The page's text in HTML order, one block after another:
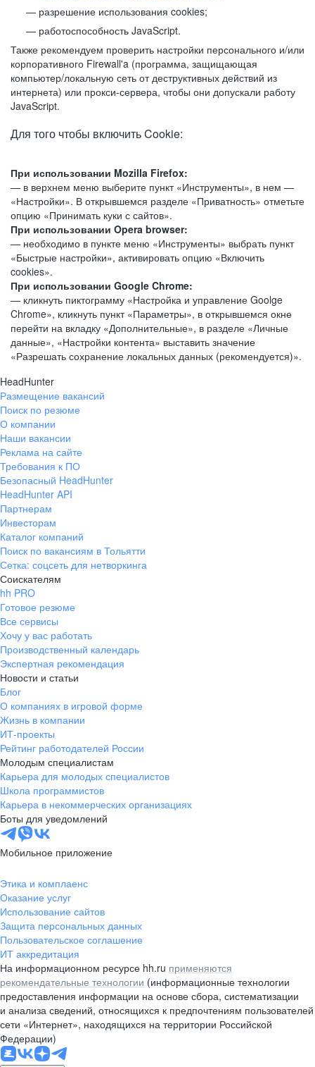
разрешение использования cookies;
работоспособность JavaScript.
Также рекомендуем проверить настройки персонального и/или
корпоративного Firewall'a (программа, защищающая
компьютер/локальную сеть от деструктивных действий из
интернета) или прокси-сервера, чтобы они допускали работу
JavaScript.
Для того чтобы включить Cookie:
При использовании Mozilla Firefox:
— в верхнем меню выберите пункт «Инструменты», в нем —
«Настройки». В открывшемся разделе «Приватность» отметьте
опцию «Принимать куки с сайтов».
При использовании Opera browser:
— необходимо в пункте меню «Инструменты» выбрать пункт
«Быстрые настройки», активировать опцию «Включить
cookies».
При использовании Google Chrome:
— кликнуть пиктограмму «Настройка и управление Goolge
Chrome», кликнуть пункт «Параметры», в открывшемся окне
перейти на вкладку «Дополнительные», в разделе «Личные
данные», «Настройки контента» выставить значение
«Разрешать сохранение локальных данных (рекомендуется)».
HeadHunter
Размещение вакансий
Поиск по резюме
О компании
Наши вакансии
Реклама на сайте
Требования к ПО
Безопасный HeadHunter
HeadHunter API
Партнерам
Инвесторам
Каталог компаний
Поиск по вакансиям в Тольятти
Сетка: соцсеть для нетворкинга
Соискателям
hh PRO
Готовое резюме
Все сервисы
Хочу у вас работать
Производственный календарь
Экспертная рекомендация
Новости и статьи
Блог
О компаниях в игровой форме
Жизнь в компании
ИТ-проекты
Рейтинг работодателей России
Молодым специалистам
Карьера для молодых специалистов
Школа программистов
Карьера в некоммерческих организациях
Боты для уведомлений
Мобильное приложение
Этика и комплаенс
Оказание услуг
Использование сайтов
Защита персональных данных
Пользовательское соглашение
ИТ аккредитация
На информационном ресурсе hh.ru применяются
рекомендательные технологии (информационные технологии
предоставления информации на основе сбора, систематизации
и анализа сведений, относящихся к предпочтениям пользователей
сети «Интернет», находящихся на территории Российской
Федерации)